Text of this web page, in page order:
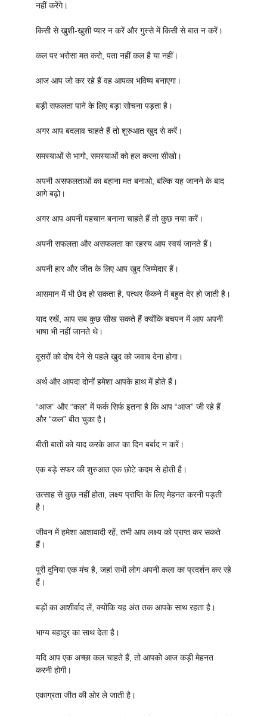
नहीं करेंगे।
किसी से खुशी-खुशी प्यार न करें और गुस्से में किसी से बात न करें।
कल पर भरोसा मत करो, पता नहीं कल है या नहीं।
आज आप जो कर रहे हैं वह आपका भविष्य बनाएगा।
बड़ी सफलता पाने के लिए बड़ा सोचना पड़ता है।
अगर आप बदलाव चाहते हैं तो शुरुआत खुद से करें।
समस्याओं से भागो, समस्याओं को हल करना सीखो।
अपनी असफलताओं का बहाना मत बनाओ, बल्कि यह जानने के बाद
आगे बढ़ो।
अगर आप अपनी पहचान बनाना चाहते हैं तो कुछ नया करें।
अपनी सफलता और असफलता का रहस्य आप स्वयं जानते हैं।
अपनी हार और जीत के लिए आप खुद जिम्मेदार हैं।
आसमान में भी छेद हो सकता है, पत्थर फेंकने में बहुत देर हो जाती है।
याद रखें, आप सब कुछ सीख सकते हैं क्योंकि बचपन में आप अपनी
भाषा भी नहीं जानते थे।
दूसरों को दोष देने से पहले खुद को जवाब देना होगा।
अर्थ और आपदा दोनों हमेशा आपके हाथ में होते हैं।
“आज” और “कल” ​​में फर्क सिर्फ इतना है कि आप “आज” जी रहे हैं
और “कल” ​​बीत चुका है।
बीती बातों को याद करके आज का दिन बर्बाद न करें।
एक बड़े सफर की शुरुआत एक छोटे कदम से होती है।
उत्साह से कुछ नहीं होता, लक्ष्य प्राप्ति के लिए मेहनत करनी पड़ती
है।
जीवन में हमेशा आशावादी रहें, तभी आप लक्ष्य को प्राप्त कर सकते
हैं।
पूरी दुनिया एक मंच है, जहां सभी लोग अपनी कला का प्रदर्शन कर रहे
हैं।
बड़ों का आशीर्वाद लें, क्योंकि यह अंत तक आपके साथ रहता है।
भाग्य बहादुर का साथ देता है।
यदि आप एक अच्छा कल चाहते हैं, तो आपको आज कड़ी मेहनत
करनी होगी।
एकाग्रता जीत की ओर ले जाती है।